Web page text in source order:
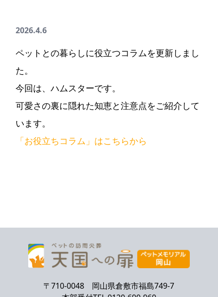
2026.4.6
ペットとの暮らしに役立つコラムを更新しまし
た。
今回は、ハムスターです。
可愛さの裏に隠れた知恵と注意点をご紹介して
います。
「お役立ちコラム」はこちらから
〒710-0048 岡山県倉敷市福島749-7